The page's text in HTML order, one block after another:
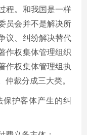
程。和我国是一样
员会并不是解决所
议、纠纷解决替代
作权集体管理组织
作权集体管理组执
仲裁分成三大类。
护客体产生的纠